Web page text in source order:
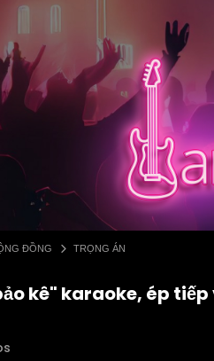
ĐỒNG TRỌNG ÁN
kê" karaoke, ép